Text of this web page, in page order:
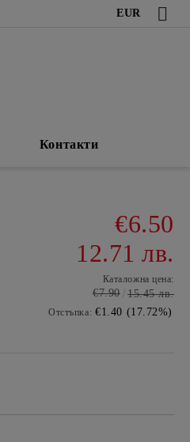
EUR
Контакти
€6.50
12.71 лв.
Каталожна цена:
€7.90 15.45 лв.
Отстъпка: €1.40 (17.72%)